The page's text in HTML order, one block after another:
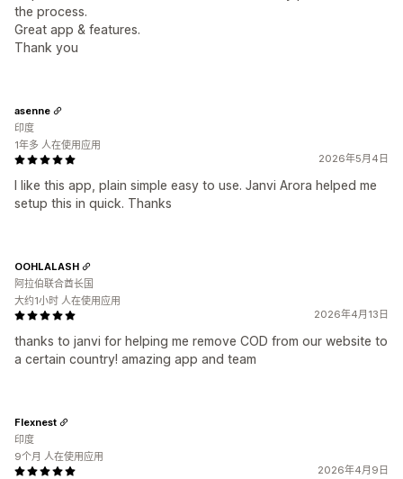
the process.
Great app & features.
Thank you
2026年5月4日
I like this app, plain simple easy to use. Janvi Arora helped me
setup this in quick. Thanks
asenne
印度
1年多 人在使用应用
2026年4月13日
thanks to janvi for helping me remove COD from our website to
a certain country! amazing app and team
OOHLALASH
阿拉伯联合酋长国
大约1小时 人在使用应用
2026年4月9日
Flexnest
印度
9个月 人在使用应用